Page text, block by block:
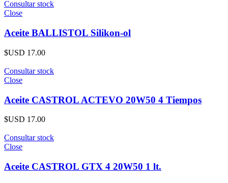
Consultar stock
Close
Aceite BALLISTOL Silikon-ol
$USD 17.00
Consultar stock
Close
Aceite CASTROL ACTEVO 20W50 4 Tiempos
$USD 17.00
Consultar stock
Close
Aceite CASTROL GTX 4 20W50 1 lt.